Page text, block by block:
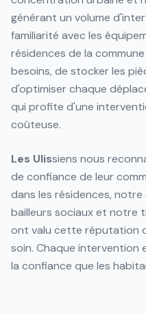
générant un volume
familiarité avec les
résidences de la
besoins, de stocker les
d'optimiser chaque
qui profite d'une
coûteuse.
Les Ulissiens nous
de confiance de leur
dans les résidences,
bailleurs sociaux et notre
ont valu cette réputation
soin. Chaque intervention
la confiance que les